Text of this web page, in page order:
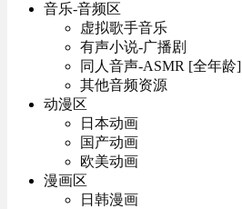
音乐-音频区
虚拟歌手音乐
有声小说-广播剧
同人音声-ASMR [全年龄]
其他音频资源
动漫区
日本动画
国产动画
欧美动画
漫画区
日韩漫画